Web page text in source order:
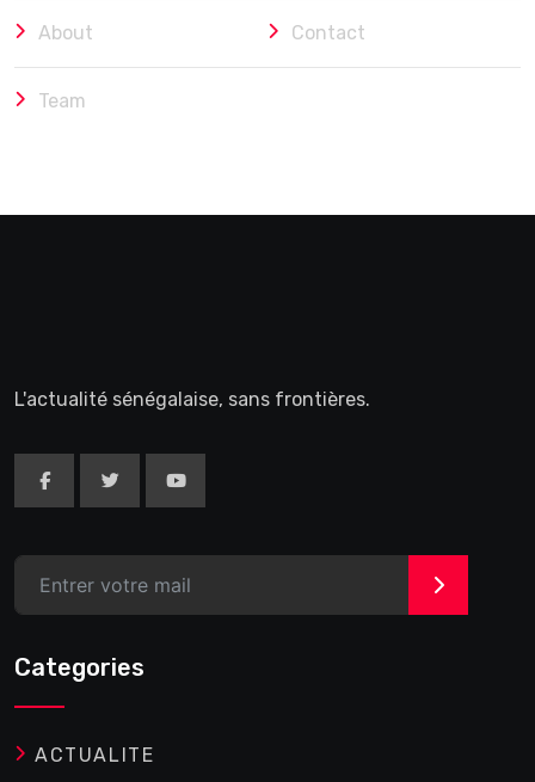
About Contact
Team
L'actualité sénégalaise, sans frontières.
>
Categories
ACTUALITE